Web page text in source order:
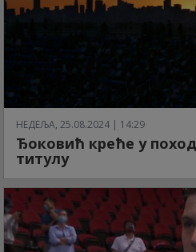
НЕДЕЉА, 25.08.2024 | 14:29
Ђоковић креће у
титулу